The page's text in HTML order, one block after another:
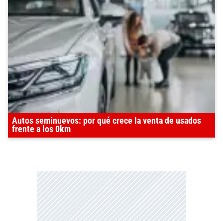
Autos seminuevos: por qué crece la venta de usados
frente a los 0km